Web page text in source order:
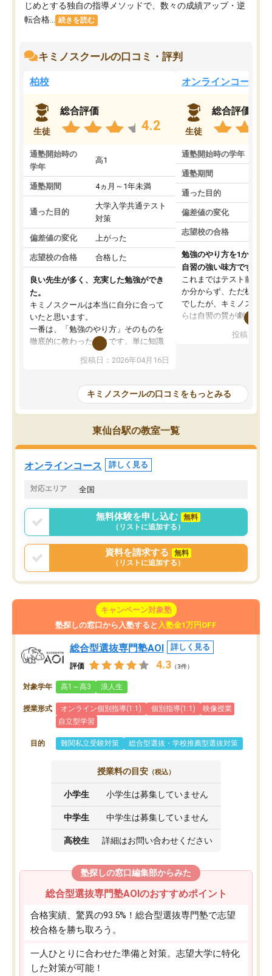
じめとする独自の指導メソッドで、数々の成績アップ・逆
転合格...
続きを読む
キミノスクールの口コミ・評判
柏校
生徒
総合評価
4.2
通塾開始時の
学年
高1
通塾期間 4ヵ月～1年未満
通った目的
大学入学共通テスト
対策
偏差値の変化 上がった
志望校の合格 合格した
良い先生が多く、充実した勉強ができ
た。
キミノスクールは本当に自分に合って
いたと思います。
一番は、「勉強のやり方」そのものを
徹底的に教わったことです。単に知識
を詰め込むのではなく、自学自習の習
慣が身につくよう並走してくれるの
はなくなりました。
講師の方との距離も近く、親身なコー
チングのおかげで、停滞期もモチベー
ションを維持できました。「やらされ
る勉強」から「目標のための勉強」へ
意識が変わったことが、目標校への合
投稿日：2026年04月16日
オンラインコース
生徒
総合評価
通塾開始時の学年
通塾期間
通った目的
偏差値の変化
志望校の合格
勉強のやり方を1から教
自習の強い味方です。
これまではテスト前に何
か分からず、ただ机に座
でしたが、キミノスクー
らは自習の質が劇的に変
を明確にしてくれるの
の仕方をコーチングして
ルなので、家での学習習
身につきました。結果と
た。自分から学ぶ姿勢を
投稿日：
キミノスクールの口コミをもっとみる
東仙台駅の教室一覧
オンラインコース 詳しく見る
対応エリア 全国
無料体験を申し込む
無料
（リストに追加する）
資料を請求する
無料
（リストに追加する）
キャンペーン対象塾
塾探しの窓口から入塾すると 入塾金1万円OFF
総合型選抜専門塾AOI 詳しく見る
評価 4.3 （3件）
対象学年 高1～高3 浪人生
授業形式 オンライン個別指導(1:1) 個別指導(1:1)
映像授業
自立型学習
目的 難関私立受験対策 総合型選抜・学校推薦型選抜対策
授業料の目安 （税込）
小学生 小学生は募集していません
中学生 中学生は募集していません
高校生 詳細はお問い合わせください
塾探しの窓口編集部からみた
総合型選抜専門塾AOIのおすすめポイント
合格実績、驚異の93.5%！総合型選抜専門塾で志望
校合格を勝ち取ろう。
一人ひとりに合わせた準備と対策。志望大学に特化
した対策が可能！